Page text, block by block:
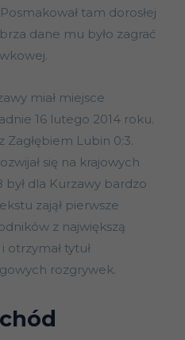
tam dorosłej
dane mu było zagrać
miał miejsce
16 lutego 2014 roku.
Zagłębiem Lubin 0:3.
się na krajowych
był dla Kurzawy bardzo
zajął pierwsze
z największą
otrzymał tytuł
rozgrywek.